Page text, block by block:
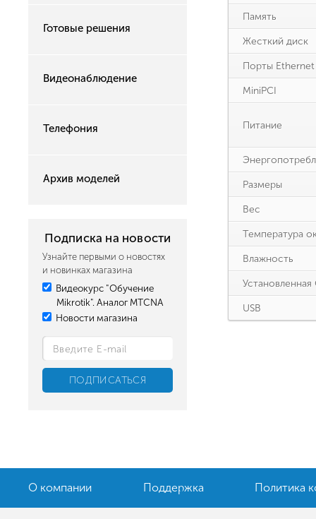
Готовые решения
Видеонаблюдение
Телефония
Архив моделей
Подписка на новости
Узнайте первыми о новостях
и новинках магазина
Видеокурс "Обучение
Mikrotik". Аналог MTCNA
Новости магазина
Память
Жесткий диск
Порты Ethernet
MiniPCI
Питание
Размеры
Вес
Температура
Влажность
USB
О компании Поддержка Политика